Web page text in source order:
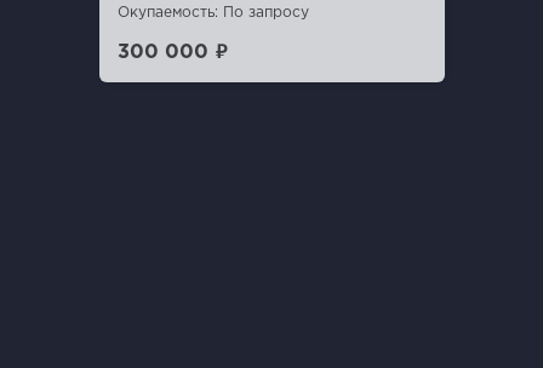
Окупаемость: По запросу
300 000 ₽